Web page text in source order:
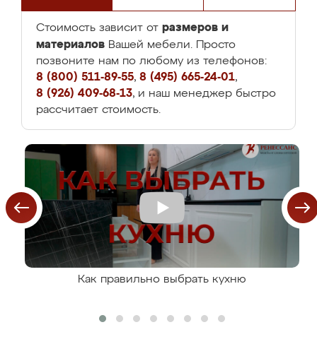
Стоимость зависит от размеров и
материалов Вашей мебели. Просто
позвоните нам по любому из телефонов:
8 (800) 511-89-55, 8 (495) 665-24-01,
8 (926) 409-68-13, и наш менеджер быстро
рассчитает стоимость.
Как правильно выбрать кухню